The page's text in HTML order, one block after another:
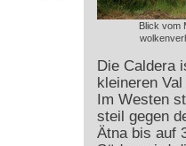
Blick vom
Die Caldera
kleineren
Im Westen
steil gegen
Ätna bis auf